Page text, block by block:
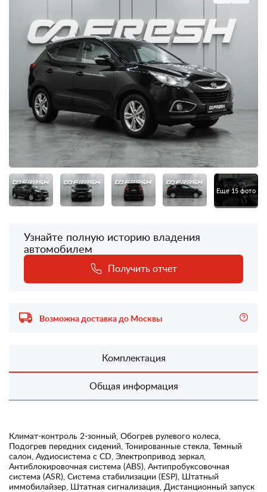
Еще 15 фото
Узнайте полную историю владения
автомобилем
Получить отчет
Возможна доставка до Москвы
Комплектация
Общая информация
Климат-контроль 2-зонный, Обогрев рулевого колеса,
Подогрев передних сидений, Тонированные стекла, Темный
салон, Аудиосистема с CD, Электропривод зеркал,
Антиблокировочная система (ABS), Антипробуксовочная
система (ASR), Система стабилизации (ESP), Штатный
иммобилайзер, Штатная сигнализация, Дистанционный запуск